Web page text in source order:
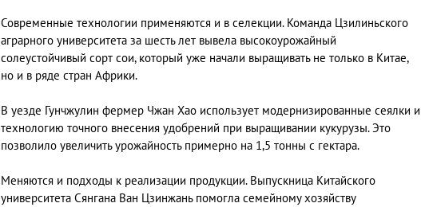
Современные технологии применяются и в селекции. Команда Цзилиньского
аграрного университета за шесть лет вывела высокоурожайный
солеустойчивый сорт сои, который уже начали выращивать не только в Китае,
но и в ряде стран Африки.
В уезде Гунчжулин фермер Чжан Хао использует модернизированные сеялки и
технологию точного внесения удобрений при выращивании кукурузы. Это
позволило увеличить урожайность примерно на 1,5 тонны с гектара.
Меняются и подходы к реализации продукции. Выпускница Китайского
университета Сянгана Ван Цзинжань помогла семейному хозяйству